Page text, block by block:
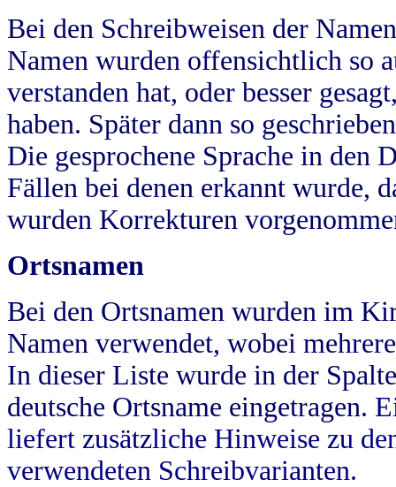
Bei den Schreibweisen der
Namen wurden offensichtlich so
verstanden hat, oder besser
haben. Später dann so
Die gesprochene Sprache in
Fällen bei denen erkannt wurde,
wurden Korrekturen
Ortsnamen
Bei den Ortsnamen wurden im
Namen verwendet, wobei
In dieser Liste wurde in der
deutsche Ortsname eingetragen.
liefert zusätzliche Hinweise zu
verwendeten Schreibvarianten.